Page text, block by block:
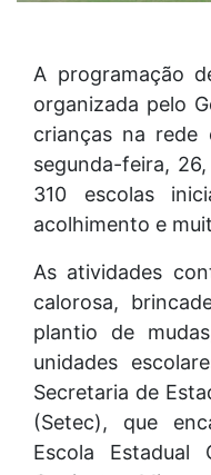
A programação
organizada pelo
crianças na rede
segunda-feira,
310 escolas
acolhimento e
As atividades
calorosa,
plantio de
unidades
Secretaria de
(Setec), que
Escola Estadual